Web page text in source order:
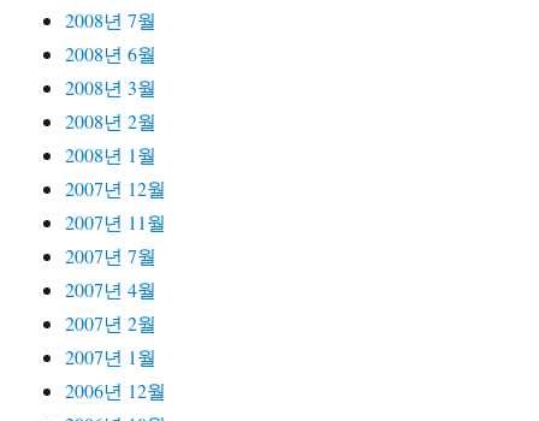
2008년 7월
2008년 6월
2008년 3월
2008년 2월
2008년 1월
2007년 12월
2007년 11월
2007년 7월
2007년 4월
2007년 2월
2007년 1월
2006년 12월